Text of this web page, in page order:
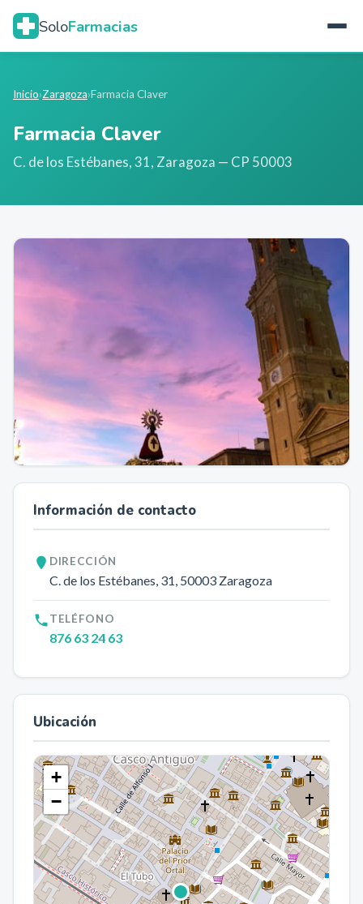
SoloFarmacias
Inicio›Zaragoza›Farmacia Claver
Farmacia Claver
C. de los Estébanes, 31, Zaragoza — CP 50003
Información de contacto
DIRECCIÓN
C. de los Estébanes, 31, 50003 Zaragoza
TELÉFONO
876 63 24 63
Ubicación
+
−